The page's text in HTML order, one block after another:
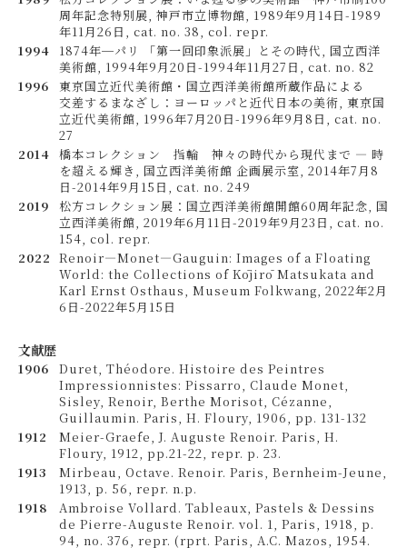
周年記念特別展, 神戸市立博物館, 1989年9月14日-1989
年11月26日, cat. no. 38, col. repr.
1994
1874年─パリ 「第一回印象派展」とその時代, 国立西洋
美術館, 1994年9月20日-1994年11月27日, cat. no. 82
1996
東京国立近代美術館・国立西洋美術館所蔵作品による
交差するまなざし：ヨーロッパと近代日本の美術, 東京国
立近代美術館, 1996年7月20日-1996年9月8日, cat. no.
27
2014 橋本コレクション 指輪 神々の時代から現代まで ― 時
を超える輝き, 国立西洋美術館 企画展示室, 2014年7月8
日-2014年9月15日, cat. no. 249
2019
松方コレクション展：国立西洋美術館開館60周年記念, 国
立西洋美術館, 2019年6月11日-2019年9月23日, cat. no.
154, col. repr.
2022 Renoir—Monet—Gauguin: Images of a Floating
World: the Collections of Kōjirō Matsukata and
Karl Ernst Osthaus, Museum Folkwang, 2022年2月
6日-2022年5月15日
文献歴
1906
Duret, Théodore. Histoire des Peintres
Impressionnistes: Pissarro, Claude Monet,
Sisley, Renoir, Berthe Morisot, Cézanne,
Guillaumin. Paris, H. Floury, 1906, pp. 131-132
1912
Meier-Graefe, J. Auguste Renoir. Paris, H.
Floury, 1912, pp.21-22, repr. p. 23.
1913
Mirbeau, Octave. Renoir. Paris, Bernheim-Jeune,
1913, p. 56, repr. n.p.
1918
Ambroise Vollard. Tableaux, Pastels & Dessins
de Pierre-Auguste Renoir. vol. 1, Paris, 1918, p.
94, no. 376, repr. (rprt. Paris, A.C. Mazos, 1954.